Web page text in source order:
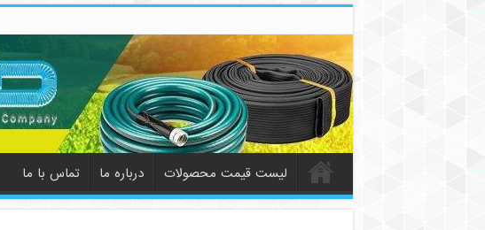
لیست قیمت محصولات درباره ما تماس با ما